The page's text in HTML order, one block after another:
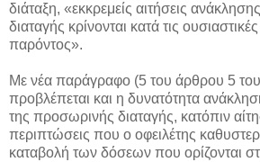
διάταξη, «εκκρεμείς αιτήσεις
διαταγής κρίνονται κατά τις
παρόντος».
Με νέα παράγραφο (5 του άρθρου 5
προβλέπεται και η δυνατότητα
της προσωρινής διαταγής, κατόπιν
περιπτώσεις που ο οφειλέτης
καταβολή των δόσεων που ορίζονται